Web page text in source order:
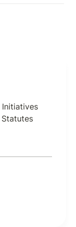
Initiatives
Statutes